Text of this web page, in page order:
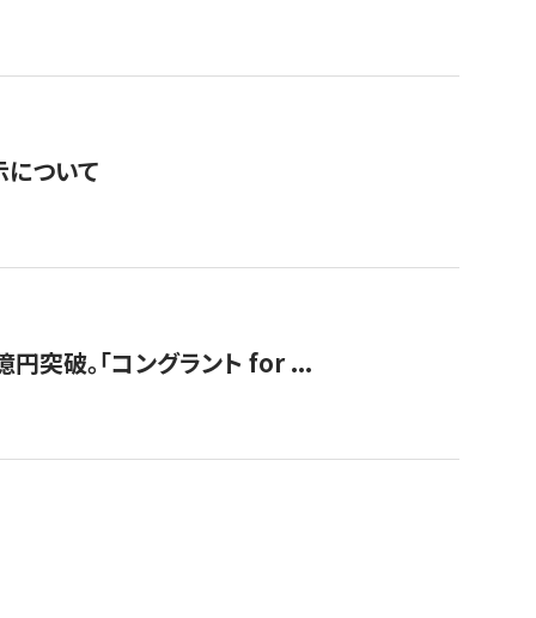
ついて
突破。「コングラント for ...